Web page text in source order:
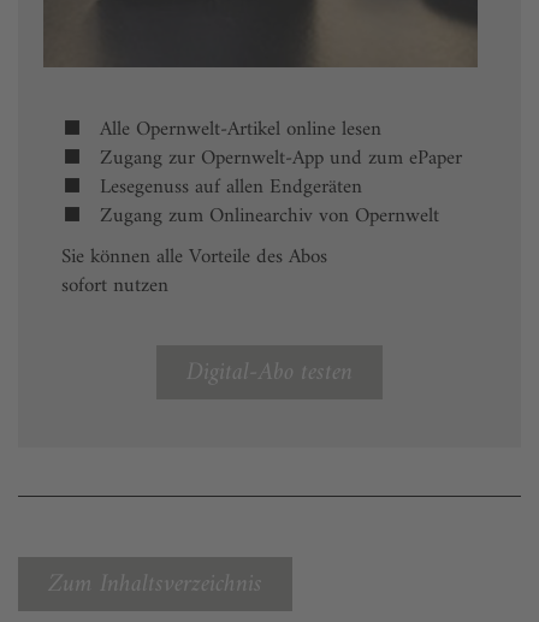
Alle Opernwelt-Artikel online lesen
Zugang zur Opernwelt-App und zum ePaper
Lesegenuss auf allen Endgeräten
Zugang zum Onlinearchiv von Opernwelt
Sie können alle Vorteile des Abos
sofort nutzen
Digital-Abo testen
Zum Inhaltsverzeichnis